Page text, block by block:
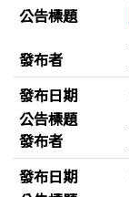
公告標題
發布者
發布日期
公告標題
發布者
發布日期